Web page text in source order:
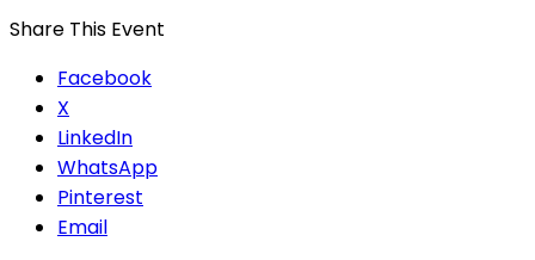
Share This Event
Facebook
X
LinkedIn
WhatsApp
Pinterest
Email